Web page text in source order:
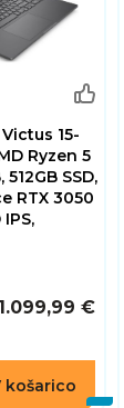
15-
Ryzen 5
512GB SSD,
RTX 3050
IPS,
1.099,99 €
košarico